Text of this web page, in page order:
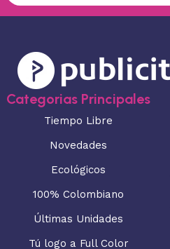
Categorias Principales
Tiempo Libre
Novedades
Ecológicos
100% Colombiano
Últimas Unidades
Tú logo a Full Color